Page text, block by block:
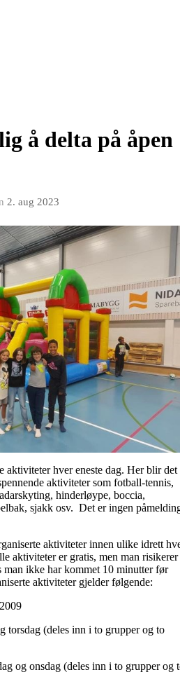
å delta på åpen
2. aug 2023
aktiviteter hver eneste dag. Her blir det
aktiviteter som fotball-tennis,
hinderløype, boccia,
sjakk osv. Det er ingen
aktiviteter innen ulike idrett
aktiviteter er gratis, men man risikerer
man ikke har kommet 10 minutter før
aktiviteter gjelder følgende:
torsdag (deles inn i to grupper og to
og onsdag (deles inn i to grupper og